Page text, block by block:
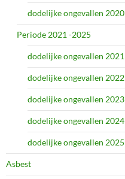
dodelijke ongevallen 2020
Periode 2021 -2025
dodelijke ongevallen 2021
dodelijke ongevallen 2022
dodelijke ongevallen 2023
dodelijke ongevallen 2024
dodelijke ongevallen 2025
Asbest